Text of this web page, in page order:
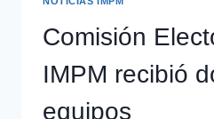
Comisión
IMPM recibió
equipos